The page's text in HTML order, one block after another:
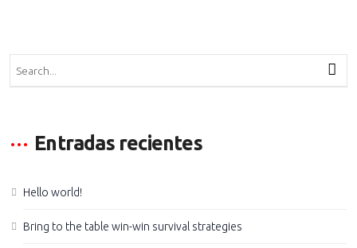
Entradas recientes
Hello world!
Bring to the table win-win survival strategies